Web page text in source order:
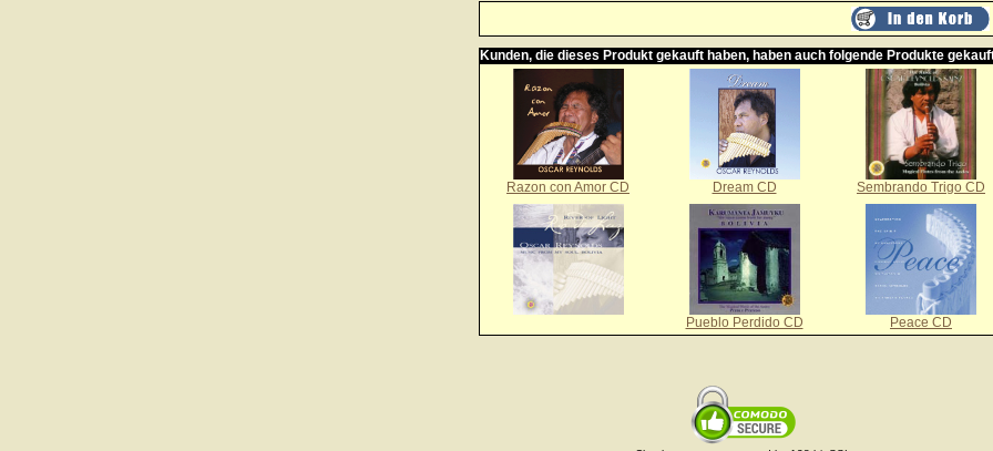
Kunden, die dieses Produkt gekauft haben, haben auch folgende Produkte
Razon con Amor CD Dream CD Sembrando Trigo CD
Pueblo Perdido CD Peace CD